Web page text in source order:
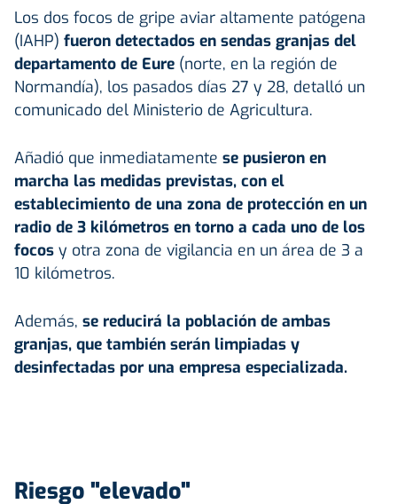
Los dos focos de gripe aviar altamente patógena
(IAHP) fueron detectados en sendas granjas del
departamento de Eure (norte, en la región de
Normandía), los pasados días 27 y 28, detalló un
comunicado del Ministerio de Agricultura.
Añadió que inmediatamente se pusieron en
marcha las medidas previstas, con el
establecimiento de una zona de protección en un
radio de 3 kilómetros en torno a cada uno de los
focos y otra zona de vigilancia en un área de 3 a
10 kilómetros.
Además, se reducirá la población de ambas
granjas, que también serán limpiadas y
desinfectadas por una empresa especializada.
Riesgo "elevado"